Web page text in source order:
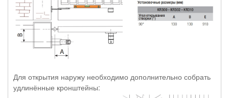
Для открытия наружу необходимо дополнительно собрать
удлинённые кронштейны: